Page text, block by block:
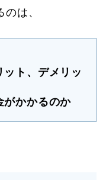
は、
ット、デメリッ
がかかるのか